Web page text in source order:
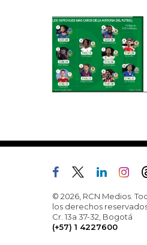
© 2026, RCN Medios.
los derechos
Cr. 13a 37-32, Bogotá
(+57) 1 4227600